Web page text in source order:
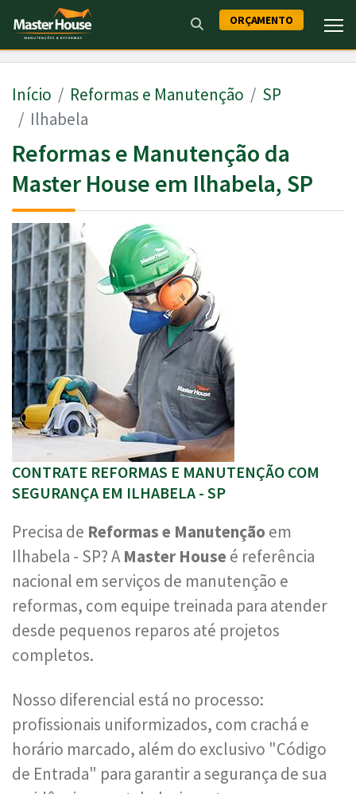
ORÇAMENTO
Início Reformas e Manutenção
SP
Ilhabela
Reformas e Manutenção da
Master House em Ilhabela, SP
CONTRATE REFORMAS E MANUTENÇÃO COM
SEGURANÇA EM ILHABELA - SP
Precisa de Reformas e Manutenção em
Ilhabela - SP? AMaster House é referência
nacional em serviços de manutenção e
reformas, com equipe treinada para atender
desde pequenos reparos até projetos
completos.
Nosso diferencial está no processo:
profissionais uniformizados, com crachá e
horário marcado, além do exclusivo "Código
de Entrada" para garantir a segurança de sua